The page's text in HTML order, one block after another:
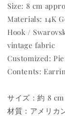
Size: 8 cm
Materials: 14K
Hook /
vintage fabric
Customized:
Contents:
サイズ：約 8 cm
材質：アメリカ